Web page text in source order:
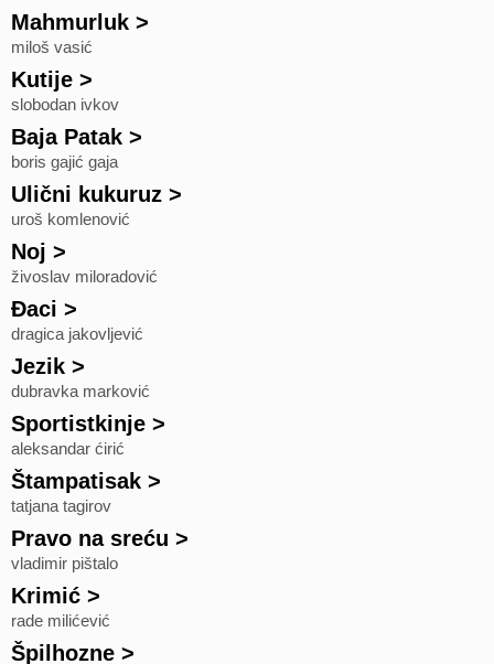
Mahmurluk >
miloš vasić
Kutije >
slobodan ivkov
Baja Patak >
boris gajić gaja
Ulični kukuruz >
uroš komlenović
Noj >
živoslav miloradović
Đaci >
dragica jakovljević
Jezik >
dubravka marković
Sportistkinje >
aleksandar ćirić
Štampatisak >
tatjana tagirov
Pravo na sreću >
vladimir pištalo
Krimić >
rade milićević
Špilhozne >